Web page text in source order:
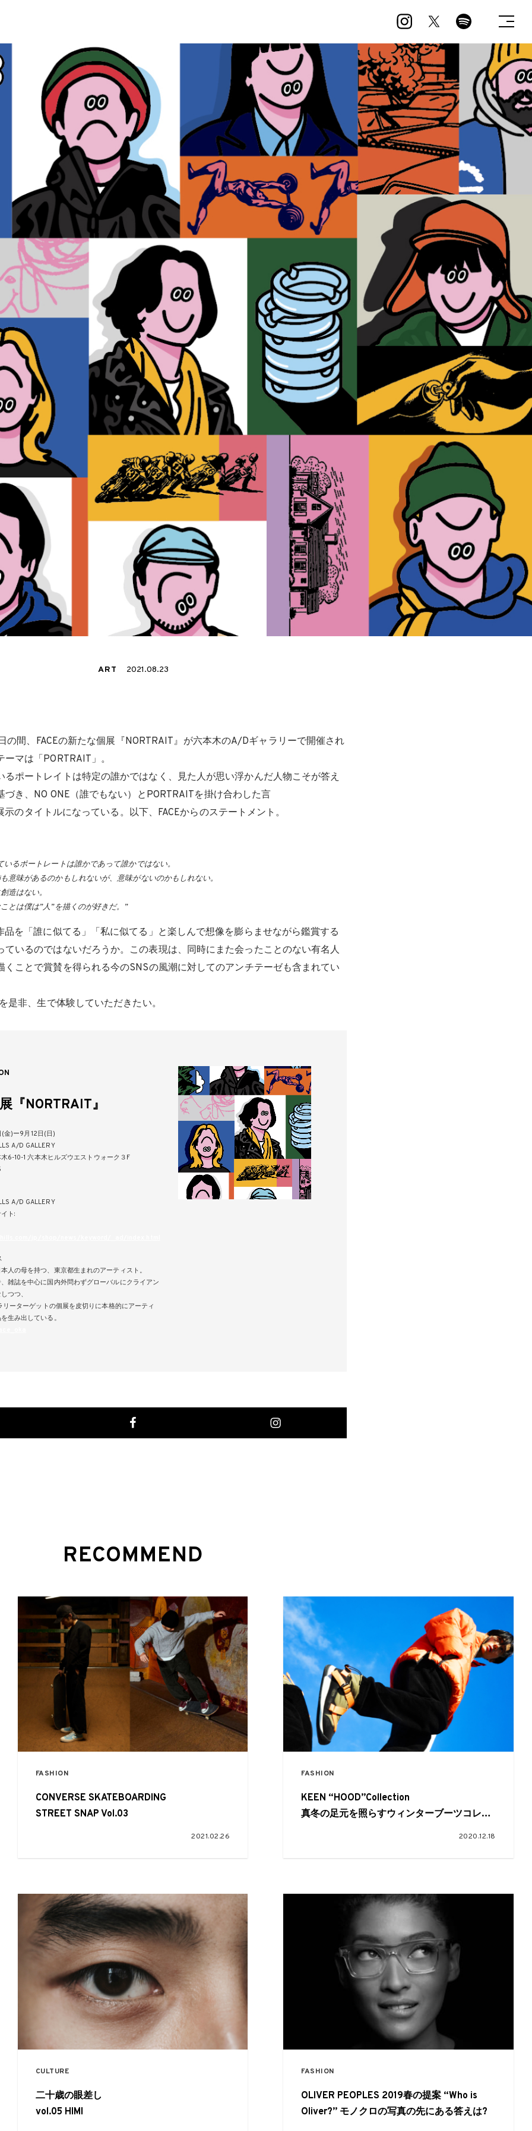
ART 2021.08.23
の間、FACEの新たな個展『NORTRAIT』が六本木のA/Dギャラリーで開催され
マは「PORTRAIT」。
るポートレイトは特定の誰かではなく、見た人が思い浮かんだ人物こそが答え
づき、NO ONE（誰でもない）とPORTRAITを掛け合わした言
示のタイトルになっている。以下、FACEからのステートメント。
いるポートレートは誰かであって誰かではない。
意味があるのかもしれないが、意味がないのかもしれない。
造はない。
とは僕は”人”を描くのが好きだ。”
品を「誰に似てる」「私に似てる」と楽しんで想像を膨らませながら鑑賞する
ているのではないだろうか。この表現は、同時にまた会ったことのない有名人
くことで賞賛を得られる今のSNSの風潮に対してのアンチテーゼも含まれてい
是非、生で体験していただきたい。
『NORTRAIT』
金)ー9月12日(日)
A/D GALLERY
6-10-1 六本木ヒルズウエストウォーク３F
A/D GALLERY
ト:
人の母を持つ、東京都生まれのアーティスト。
雑誌を中心に国内外問わずグローバルにクライアン
つつ、
リーターゲットの個展を皮切りに本格的にアーティ
生み出している。
RECOMMEND
FASHION
CONVERSE SKATEBOARDING
STREET SNAP Vol.03
2021.02.26
FASHION
KEEN “HOOD”Collection
真冬の足元を照らすウィンターブーツコレク
2020.12.18
CULTURE
二十歳の眼差し
vol.05 HIMI
FASHION
OLIVER PEOPLES 2019春の提案 “Who is
Oliver?” モノクロの写真の先にある答えは?